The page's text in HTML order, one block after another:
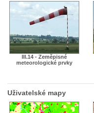
III.14 - Zeměpisné
meteorologické prvky
Uživatelské mapy